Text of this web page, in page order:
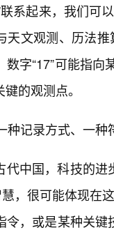
联系起来，我们可
天文观测、历法
字“17”可能指
的观测点。
种记录方式、一
代中国，科技的
，很可能体现在
令，或是某种关